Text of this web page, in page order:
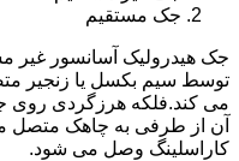
جک مستقیم
جک هیدرولیک آسانسور غیر
توسط سیم بکسل یا زنجیر
می کند.فلکه هرزگردی
آن از طرفی به چاهک متصل
کاراسلینگ وصل می شود.